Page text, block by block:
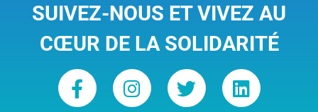
SUIVEZ-NOUS ET VIVEZ AU
CŒUR DE LA SOLIDARITÉ